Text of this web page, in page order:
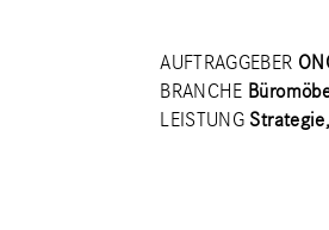
AUFTRAGGEBER
BRANCHE
LEISTUNG